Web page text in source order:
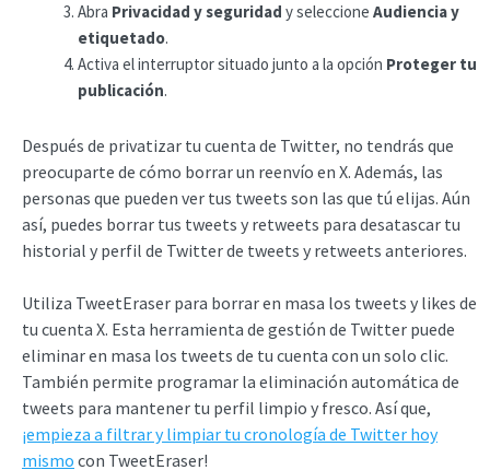
Abra Privacidad y seguridad y seleccione Audiencia y
etiquetado.
Activa el interruptor situado junto a la opción Proteger tu
publicación.
Después de privatizar tu cuenta de Twitter, no tendrás que
preocuparte de cómo borrar un reenvío en X. Además, las
personas que pueden ver tus tweets son las que tú elijas. Aún
así, puedes borrar tus tweets y retweets para desatascar tu
historial y perfil de Twitter de tweets y retweets anteriores.
Utiliza TweetEraser para borrar en masa los tweets y likes de
tu cuenta X. Esta herramienta de gestión de Twitter puede
eliminar en masa los tweets de tu cuenta con un solo clic.
También permite programar la eliminación automática de
tweets para mantener tu perfil limpio y fresco. Así que,
¡empieza a filtrar y limpiar tu cronología de Twitter hoy
mismo con TweetEraser!